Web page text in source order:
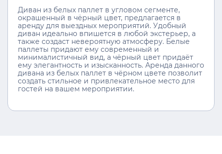
Диван из белых паллет в угловом сегменте,
окрашенный в чёрный цвет, предлагается в
аренду для выездных мероприятий. Удобный
диван идеально впишется в любой экстерьер, а
также создаст невероятную атмосферу. Белые
паллеты придают ему современный и
минималистичный вид, а чёрный цвет придаёт
ему элегантность и изысканность. Аренда данного
дивана из белых паллет в чёрном цвете позволит
создать стильное и привлекательное место для
гостей на вашем мероприятии.